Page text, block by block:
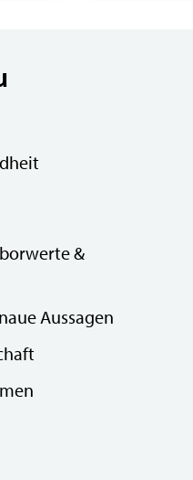
&
Aussagen